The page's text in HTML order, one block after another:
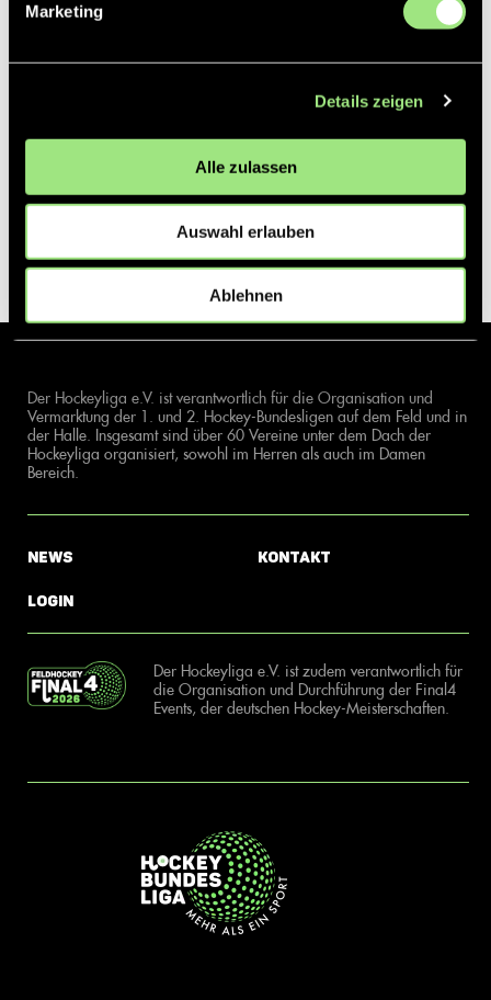
Marketing
Details zeigen
Alle zulassen
Auswahl erlauben
Ablehnen
Der Hockeyliga e.V. ist verantwortlich für die Organisation und
Vermarktung der 1. und 2. Hockey-Bundesligen auf dem Feld und in
der Halle. Insgesamt sind über 60 Vereine unter dem Dach der
Hockeyliga organisiert, sowohl im Herren als auch im Damen
Bereich.
News
Login
Kontakt
Der Hockeyliga e.V. ist zudem verantwortlich für
die Organisation und Durchführung der Final4
Events, der deutschen Hockey-Meisterschaften.